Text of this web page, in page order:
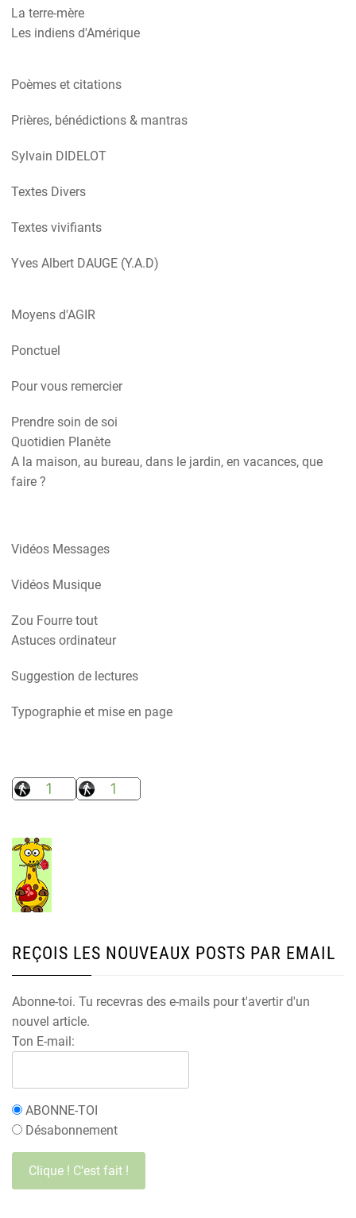
La terre-mère
Les indiens d'Amérique
Poèmes et citations
Prières, bénédictions & mantras
Sylvain DIDELOT
Textes Divers
Textes vivifiants
Yves Albert DAUGE (Y.A.D)
Moyens d'AGIR
Ponctuel
Pour vous remercier
Prendre soin de soi
Quotidien Planète
A la maison, au bureau, dans le jardin, en vacances, que
faire ?
Vidéos Messages
Vidéos Musique
Zou Fourre tout
Astuces ordinateur
Suggestion de lectures
Typographie et mise en page
REÇOIS LES NOUVEAUX POSTS PAR EMAIL
Abonne-toi. Tu recevras des e-mails pour t'avertir d'un
nouvel article.
Ton E-mail:
ABONNE-TOI
Désabonnement